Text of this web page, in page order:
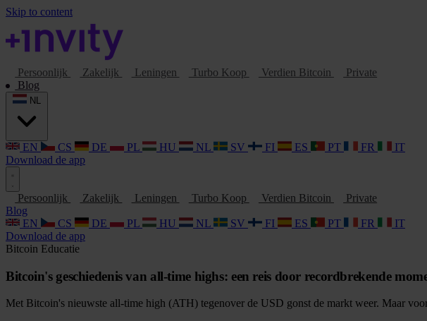
Skip to content
Persoonlijk Zakelijk Leningen Turbo Koop Verdien Bitcoin
Private
Blog
EN CS DE PL HU NL SV FI ES PT FR
IT
Download de app
Persoonlijk Zakelijk Leningen Turbo Koop Verdien Bitcoin
Private
Blog
EN
CS DE PL HU NL SV FI ES PT FR
IT
Download de app
Bitcoin Educatie
Bitcoin's geschiedenis van all-time highs: een reis door recordbrekende
Met Bitcoin's nieuwste all-time high (ATH) tegenover de USD gonst de markt weer. Maar